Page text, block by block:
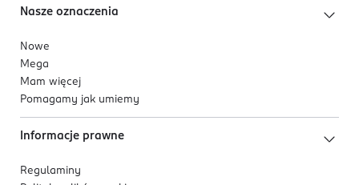
Nasze oznaczenia
Nowe
Mega
Mam więcej
Pomagamy jak umiemy
Informacje prawne
Regulaminy